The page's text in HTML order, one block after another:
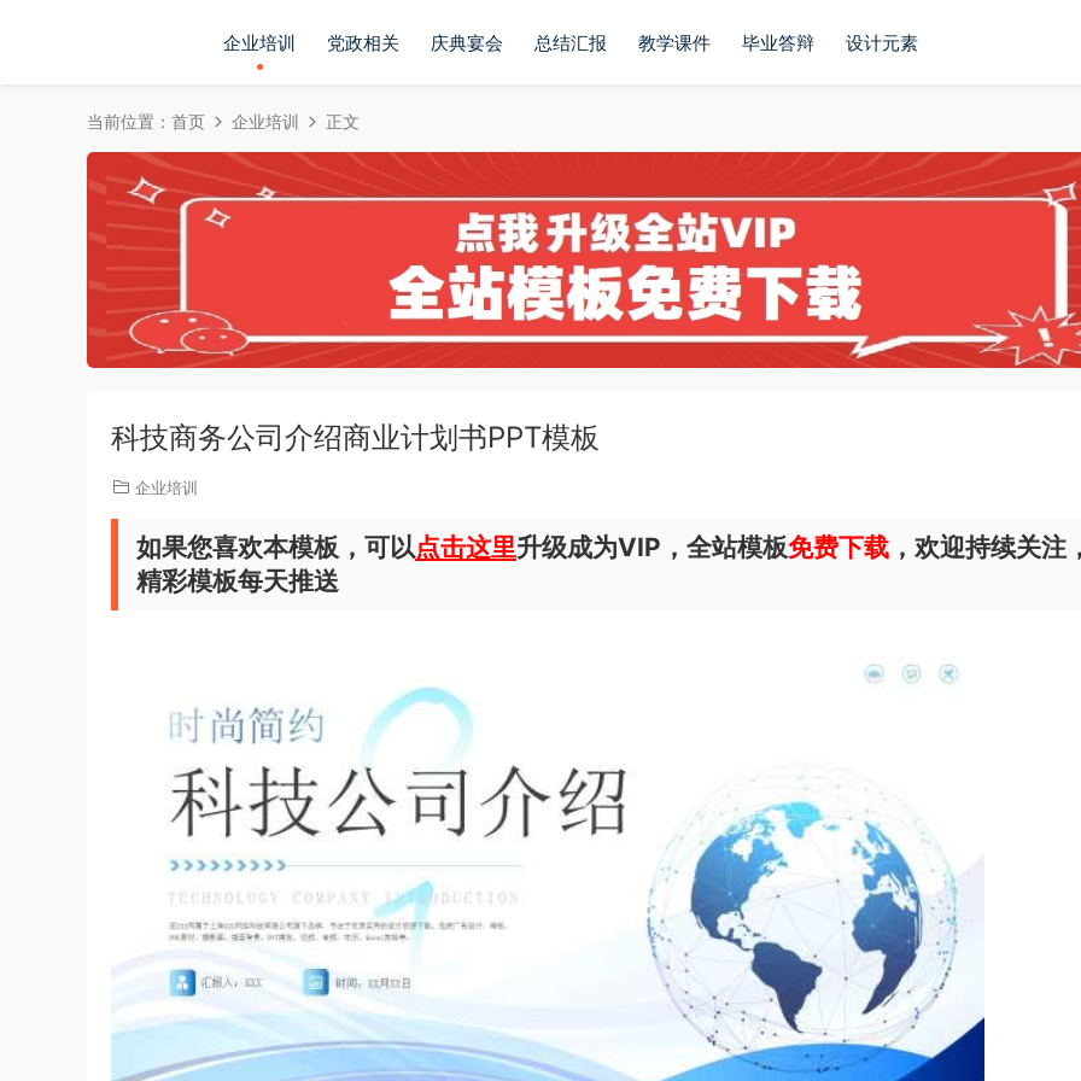
企业培训 党政相关 庆典宴会 总结汇报 教学课件 毕业答辩 设计元素
当前位置： 首页 企业培训 正文
科技商务公司介绍商业计划书PPT模板
企业培训
如果您喜欢本模板，可以点击这里升级成为VIP，全站模板免费下载 ，欢迎持续关注
精彩模板每天推送